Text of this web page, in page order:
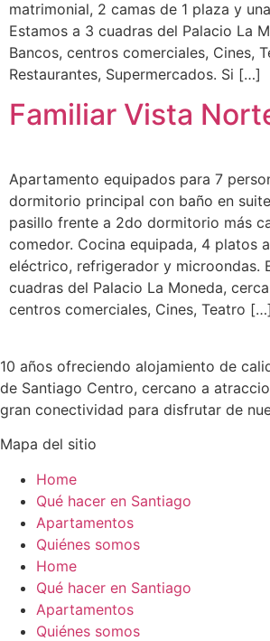
matrimonial, 2 camas de 1 plaza y
Estamos a 3 cuadras del Palacio La
Bancos, centros comerciales, Cines,
Restaurantes, Supermercados. Si […]
Familiar Vista
Apartamento equipados para 7
dormitorio principal con baño en
pasillo frente a 2do dormitorio más
comedor. Cocina equipada, 4 platos
eléctrico, refrigerador y microondas.
cuadras del Palacio La Moneda,
centros comerciales, Cines, Teatro […]
10 años ofreciendo alojamiento de
de Santiago Centro, cercano a
gran conectividad para disfrutar de
Mapa del sitio
Home
Qué hacer en Santiago
Apartamentos
Quiénes somos
Home
Qué hacer en Santiago
Apartamentos
Quiénes somos